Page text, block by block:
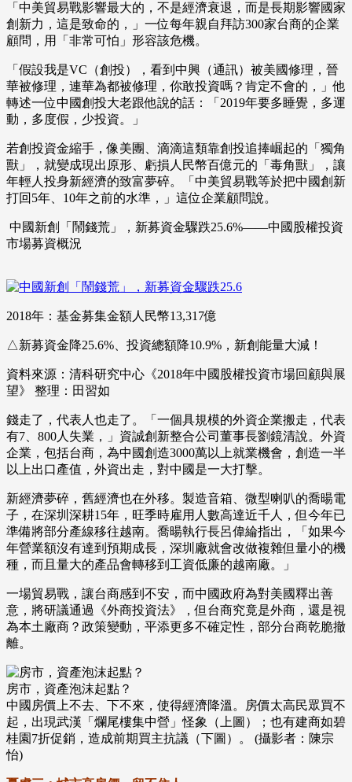
「中美貿易戰影響最大的，不是經濟衰退，而是長期影響國家
創新力，這是致命的，」一位每年親自拜訪300家台商的企業
顧問，用「非常可怕」形容該危機。
「假設我是VC（創投），看到中興（通訊）被美國修理，晉
華被修理，連華為都被修理，你敢投資嗎？肯定不會的，」他
轉述一位中國創投大老跟他說的話：「2019年要多睡覺，多運
動，多度假，少投資。」
若創投資金縮手，像美團、滴滴這類靠創投追捧崛起的「獨角
獸」，就變成現出原形、虧損人民幣百億元的「毒角獸」，讓
年輕人投身新經濟的致富夢碎。「中美貿易戰等於把中國創新
打回5年、10年之前的水準，」這位企業顧問說。
中國新創「鬧錢荒」，新募資金驟跌25.6%——中國股權投資
市場募資概況
2018年：基金募集金額人民幣13,317億
△新募資金降25.6%、投資總額降10.9%，新創能量大減！
資料來源：清科研究中心《2018年中國股權投資市場回顧與展
望》 整理：田習如
錢走了，代表人也走了。「一個具規模的外資企業搬走，代表
有7、800人失業，」資誠創新整合公司董事長劉鏡清說。外資
企業，包括台商，為中國創造3000萬以上就業機會，創造一半
以上出口產值，外資出走，對中國是一大打擊。
新經濟夢碎，舊經濟也在外移。製造音箱、微型喇叭的喬暘電
子，在深圳深耕15年，旺季時雇用人數高達近千人，但今年已
準備將部分產線移往越南。喬暘執行長呂偉綸指出，「如果今
年營業額沒有達到預期成長，深圳廠就會改做複雜但量小的機
種，而且量大的產品會轉移到工資低廉的越南廠。」
一場貿易戰，讓台商感到不安，而中國政府為對美國釋出善
意，將研議通過《外商投資法》，但台商究竟是外商，還是視
為本土廠商？政策變動，平添更多不確定性，部分台商乾脆撤
離。
房市，資產泡沫起點？
中國房價上不去、下不來，使得經濟降溫。房價太高民眾買不
起，出現武漢「爛尾樓集中營」怪象（上圖）；也有建商如碧
桂園7折促銷，造成前期買主抗議（下圖）。 (攝影者：陳宗
怡)